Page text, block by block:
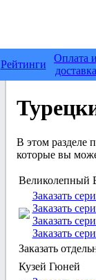
Рейтинги
Оплата
доставка
В этом разделе
которые вы
Великолепный
Заказать
Заказать
Заказать
Заказать
Заказать
Кузей Гюней